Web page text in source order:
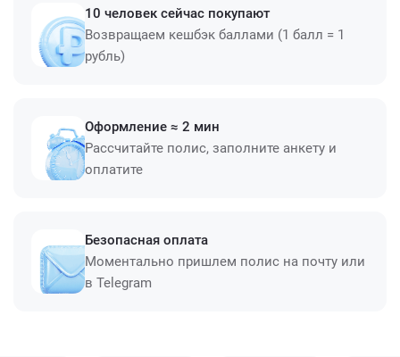
10 человек сейчас покупают
Возвращаем кешбэк баллами (1 балл = 1
рубль)
Оформление ≈ 2 мин
Рассчитайте полис, заполните анкету и
оплатите
Безопасная оплата
Моментально пришлем полис на почту или
в Telegram